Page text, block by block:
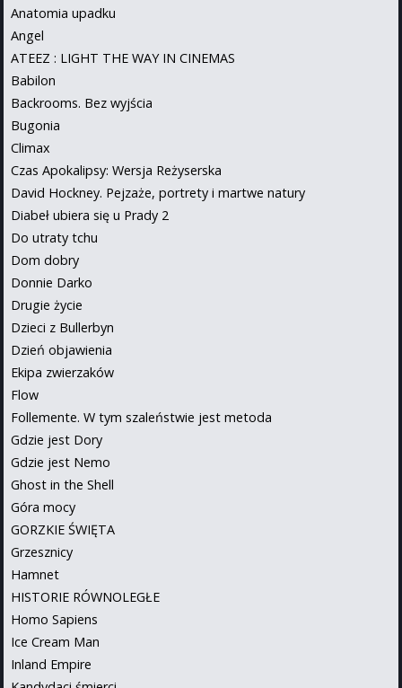
Anatomia upadku
Angel
ATEEZ : LIGHT THE WAY IN CINEMAS
Babilon
Backrooms. Bez wyjścia
Bugonia
Climax
Czas Apokalipsy: Wersja Reżyserska
David Hockney. Pejzaże, portrety i martwe natury
Diabeł ubiera się u Prady 2
Do utraty tchu
Dom dobry
Donnie Darko
Drugie życie
Dzieci z Bullerbyn
Dzień objawienia
Ekipa zwierzaków
Flow
Follemente. W tym szaleństwie jest metoda
Gdzie jest Dory
Gdzie jest Nemo
Ghost in the Shell
Góra mocy
GORZKIE ŚWIĘTA
Grzesznicy
Hamnet
HISTORIE RÓWNOLEGŁE
Homo Sapiens
Ice Cream Man
Inland Empire